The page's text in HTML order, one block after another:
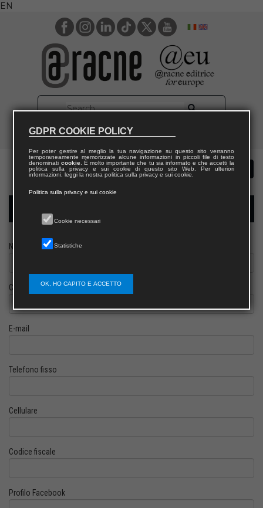
EN
Modulo richiesta saggio biblioteca
Nome
Cognome
E-mail
Telefono fisso
Cellulare
Codice fiscale
Profilo Facebook
GDPR COOKIE POLICY
Per poter gestire al meglio la tua navigazione su questo sito verranno
temporaneamente memorizzate alcune informazioni in piccoli file di testo
denominati cookie. È molto importante che tu sia informato e che accetti la
politica sulla privacy e sui cookie di questo sito Web. Per ulteriori
informazioni, leggi la nostra politica sulla privacy e sui cookie.
Politica sulla privacy e sui cookie
Cookie necessari
Statistiche
OK, HO CAPITO E ACCETTO